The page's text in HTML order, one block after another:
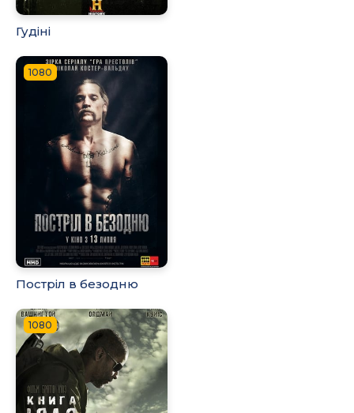
Гудіні
1080
Постріл в безодню
1080